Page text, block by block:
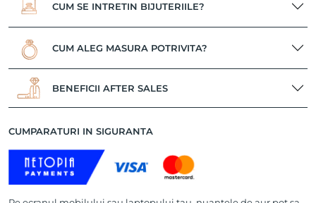
CUM SE INTRETIN BIJUTERIILE?
CUM ALEG MASURA POTRIVITA?
BENEFICII AFTER SALES
CUMPARATURI IN SIGURANTA